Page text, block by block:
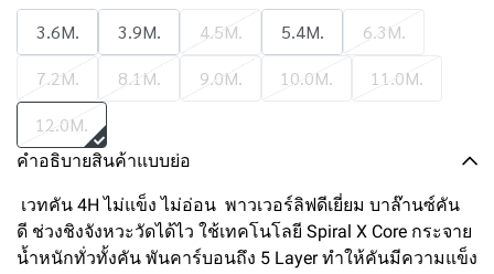
3.6M. 3.9M. 4.5M. 5.4M.
6.3M.
7.2M.
8.1M. 9.0M. 10.0M.
11.0M.
12.0M.
คำอธิบายสินค้าแบบย่อ
เวทคัน 4H ไม่แข็ง ไม่อ่อน พาวเวอร์ลิฟดีเยี่ยม บาล๊านซ์คัน
ดี ช่วงชิงจังหวะวัดได้ไว ใช้เทคโนโลยี Spiral X Core กระจาย
น้ำหนักทั่วทั้งคัน พันคาร์บอนถึง 5 Layer ทำให้คันมีความแข็ง